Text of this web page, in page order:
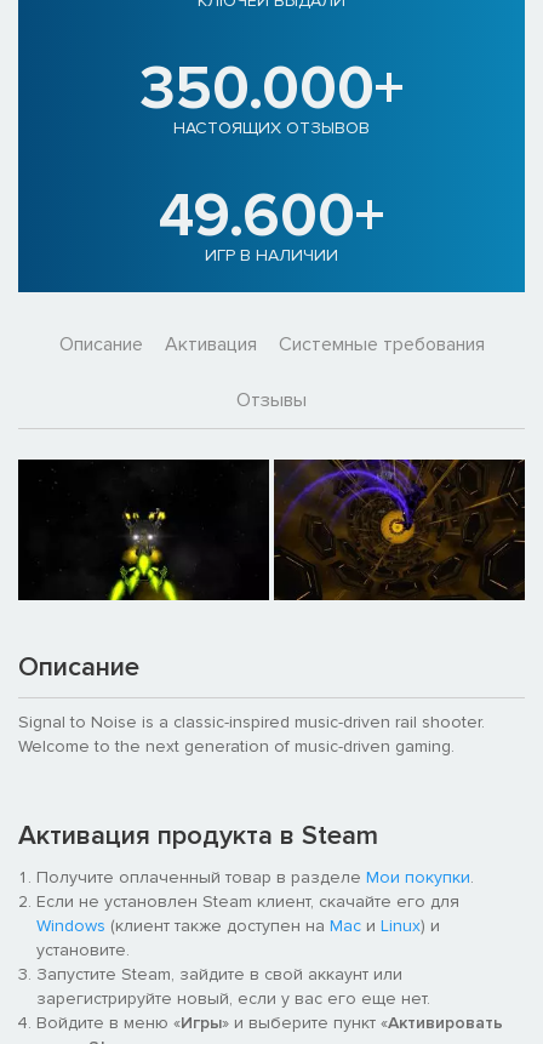
350.000+
НАСТОЯЩИХ ОТЗЫВОВ
49.600+
ИГР В НАЛИЧИИ
Описание Активация Системные требования
Отзывы
Описание
Signal to Noise is a classic-inspired music-driven rail shooter.
Welcome to the next generation of music-driven gaming.
Активация продукта в Steam
Получите оплаченный товар в разделе Мои покупки.
Если не установлен Steam клиент, скачайте его для
Windows (клиент также доступен на Mac и Linux) и
установите.
Запустите Steam, зайдите в свой аккаунт или
зарегистрируйте новый, если у вас его еще нет.
Войдите в меню «Игры» и выберите пункт «Активировать